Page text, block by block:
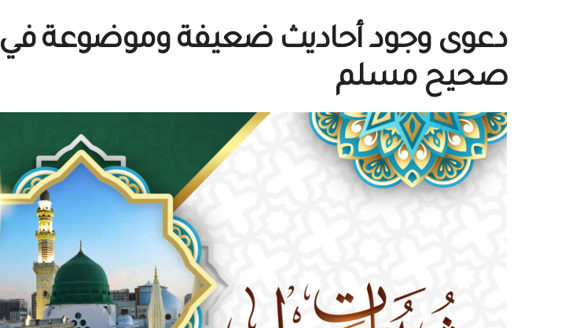
دعوى وجود أحاديث ضعيفة وموضوعة في
صحيح مسلم